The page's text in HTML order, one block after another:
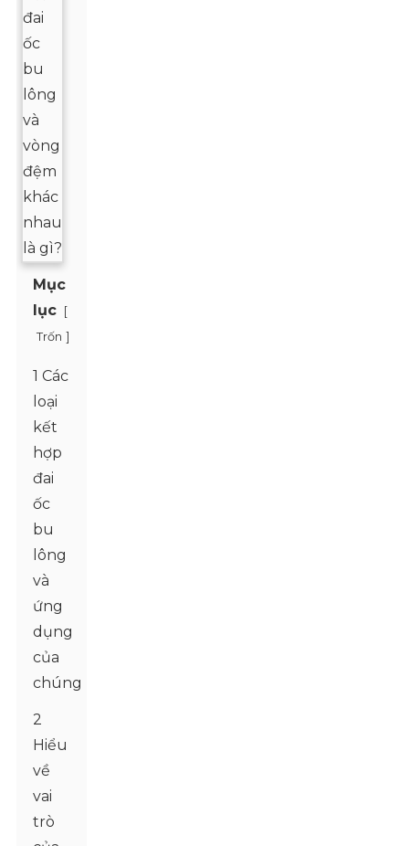
Mục
lục
[
Trốn ]
1 Các
loại
kết
hợp
đai
ốc
bu
lông
và
ứng
dụng
của
chúng
2
Hiểu
về
vai
trò